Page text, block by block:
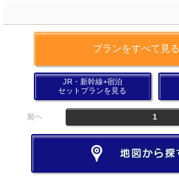
プランをすべて見る
JR・新幹線+宿泊
セットプランを見る
前へ 1